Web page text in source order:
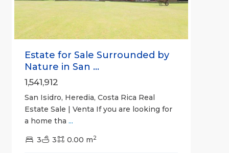
Estate for Sale Surrounded by
Nature in San ...
1,541,912
San Isidro, Heredia, Costa Rica Real
Estate Sale | Venta If you are looking for
a home tha ...
3 3 0.00 m2
San